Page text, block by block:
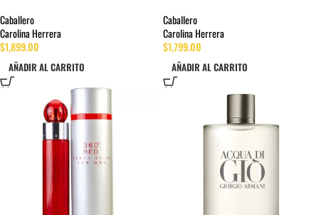
Caballero
Carolina Herrera
$1,899.00
AÑADIR AL CARRITO
Caballero
Carolina Herrera
$1,799.00
AÑADIR AL CARRITO